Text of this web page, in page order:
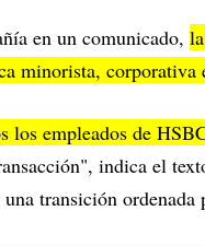
en un comunicado,
minorista, corporativa
los empleados de
indica el
transición ordenada